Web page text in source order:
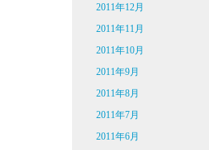
2011年12月
2011年11月
2011年10月
2011年9月
2011年8月
2011年7月
2011年6月